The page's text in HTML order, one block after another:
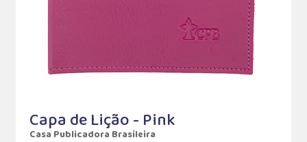
Capa de Lição - Pink
Casa Publicadora Brasileira